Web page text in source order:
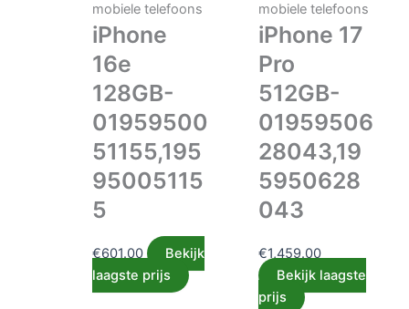
mobiele telefoons
iPhone
16e
128GB-
01959500
51155,195
95005115
5
€601.00
Bekijk
laagste prijs
mobiele telefoons
iPhone 17
Pro
512GB-
01959506
28043,19
5950628
043
€1,459.00
Bekijk laagste
prijs